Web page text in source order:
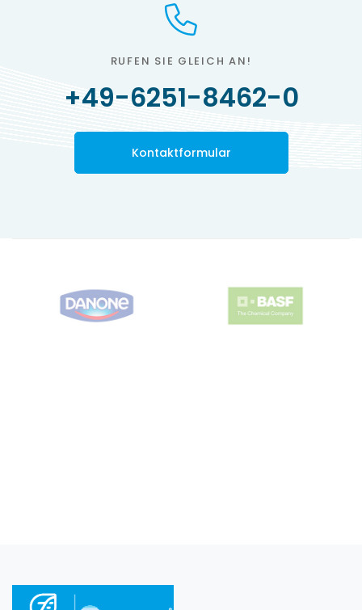
RUFEN SIE GLEICH AN!
+49-6251-8462-0
Kontaktformular